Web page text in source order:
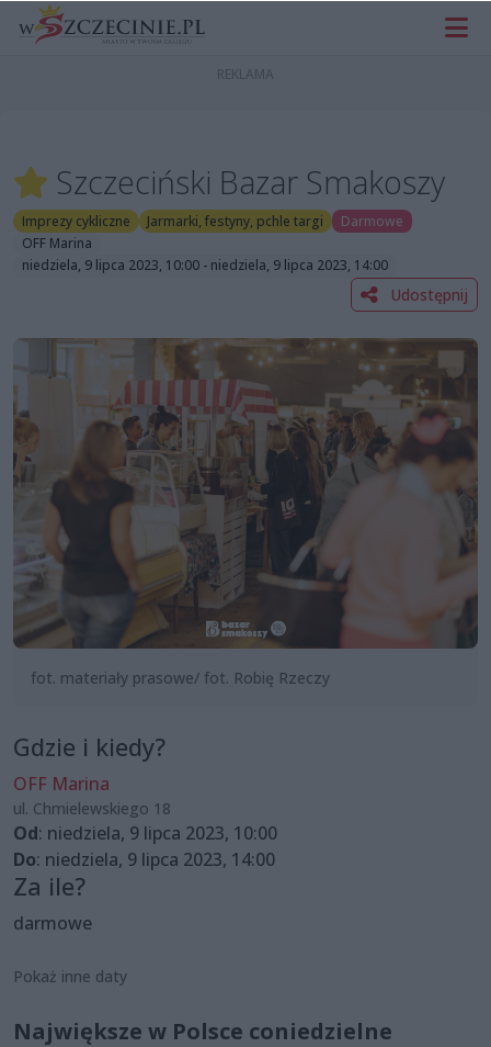
Szczeciński Bazar Smakoszy
Imprezy cykliczne Jarmarki, festyny, pchle targi
Darmowe
OFF Marina
niedziela, 9 lipca 2023, 10:00 - niedziela, 9 lipca 2023, 14:00
Udostępnij
fot. materiały prasowe/ fot. Robię Rzeczy
Gdzie i kiedy?
OFF Marina
ul. Chmielewskiego 18
Od: niedziela, 9 lipca 2023, 10:00
Do: niedziela, 9 lipca 2023, 14:00
Za ile?
darmowe
Pokaż inne daty
Największe w Polsce coniedzielne